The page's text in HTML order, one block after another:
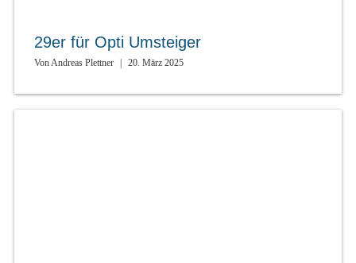
29er für Opti Umsteiger
VonAndreas Plettner 20. März 2025